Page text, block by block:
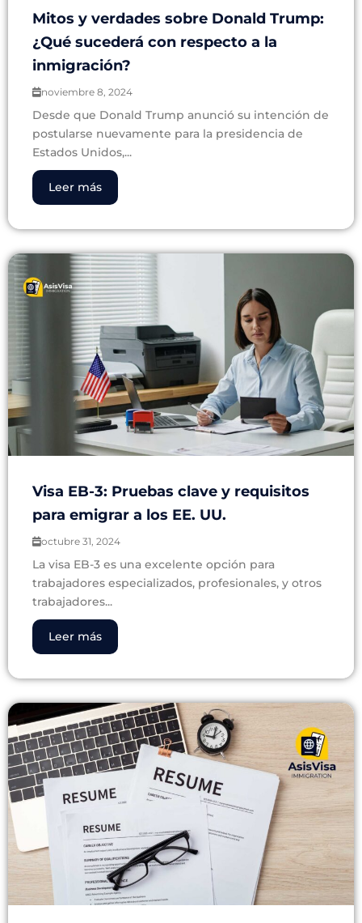
Mitos y verdades sobre Donald Trump:
¿Qué sucederá con respecto a la
inmigración?
noviembre 8, 2024
Desde que Donald Trump anunció su intención de
postularse nuevamente para la presidencia de
Estados Unidos,...
Leer más
Visa EB-3: Pruebas clave y requisitos
para emigrar a los EE. UU.
octubre 31, 2024
La visa EB-3 es una excelente opción para
trabajadores especializados, profesionales, y otros
trabajadores...
Leer más